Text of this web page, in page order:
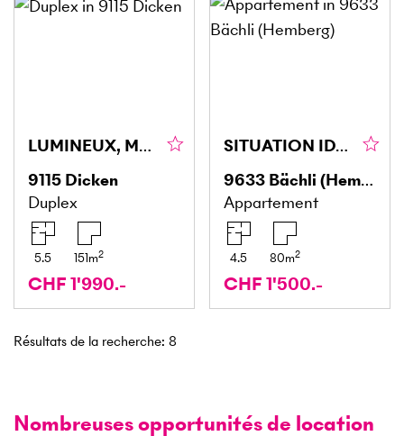
LUMINEUX, MODERNE, ANIMAUX ADMIS
9115 Dicken
Duplex
5.5 151m2
CHF 1'990.-
SITUATION IDYLLIQUE DANS LA VERDURE
9633 Bächli (Hemberg)
Appartement
4.5 80m2
CHF 1'500.-
Résultats de la recherche: 8
Nombreuses opportunités de location